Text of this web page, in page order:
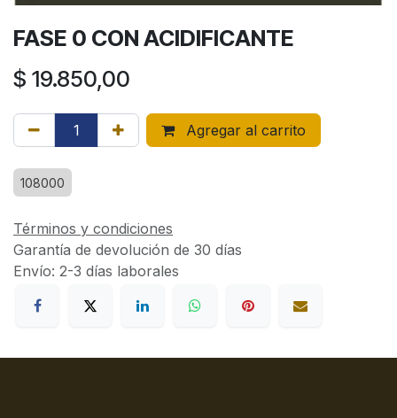
FASE 0 CON ACIDIFICANTE
$ 19.850,00
Agregar al carrito
108000
Términos y condiciones
Garantía de devolución de 30 días
Envío: 2-3 días laborales